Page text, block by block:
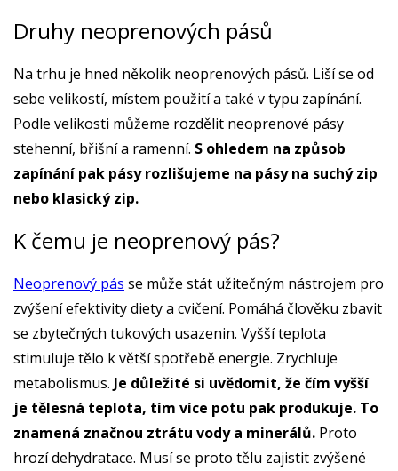
Druhy neoprenových pásů
Na trhu je hned několik neoprenových pásů. Liší se od
sebe velikostí, místem použití a také v typu zapínání.
Podle velikosti můžeme rozdělit neoprenové pásy
stehenní, břišní a ramenní. S ohledem na způsob
zapínání pak pásy rozlišujeme na pásy na suchý zip
nebo klasický zip.
K čemu je neoprenový pás?
Neoprenový pás se může stát užitečným nástrojem pro
zvýšení efektivity diety a cvičení. Pomáhá člověku zbavit
se zbytečných tukových usazenin. Vyšší teplota
stimuluje tělo k větší spotřebě energie. Zrychluje
metabolismus. Je důležité si uvědomit, že čím vyšší
je tělesná teplota, tím více potu pak produkuje. To
znamená značnou ztrátu vody a minerálů. Proto
hrozí dehydratace. Musí se proto tělu zajistit zvýšené